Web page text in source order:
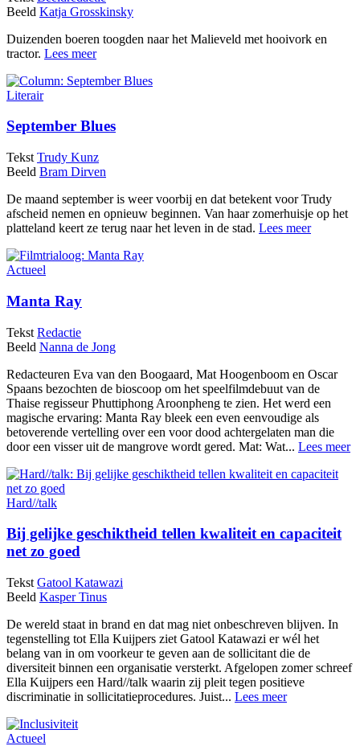
Beeld Katja Grosskinsky
Duizenden boeren toogden naar het Malieveld met hooivork en
tractor. Lees meer
Literair
September Blues
Tekst Trudy Kunz
Beeld Bram Dirven
De maand september is weer voorbij en dat betekent voor Trudy
afscheid nemen en opnieuw beginnen. Van haar zomerhuisje op het
platteland keert ze terug naar het leven in de stad. Lees meer
Actueel
Manta Ray
Tekst Redactie
Beeld Nanna de Jong
Redacteuren Eva van den Boogaard, Mat Hoogenboom en Oscar
Spaans bezochten de bioscoop om het speelfilmdebuut van de
Thaise regisseur Phuttiphong Aroonpheng te zien. Het werd een
magische ervaring: Manta Ray bleek een even eenvoudige als
betoverende vertelling over een voor dood achtergelaten man die
door een visser uit de mangrove wordt gered. Mat: Wat... Lees meer
Hard//talk
Bij gelijke geschiktheid tellen kwaliteit en capaciteit
net zo goed
Tekst Gatool Katawazi
Beeld Kasper Tinus
De wereld staat in brand en dat mag niet onbeschreven blijven. In
tegenstelling tot Ella Kuijpers ziet Gatool Katawazi er wél het
belang van in om voorkeur te geven aan de sollicitant die de
diversiteit binnen een organisatie versterkt. Afgelopen zomer schreef
Ella Kuijpers een Hard//talk waarin zij pleit tegen positieve
discriminatie in sollicitatieprocedures. Juist... Lees meer
Actueel